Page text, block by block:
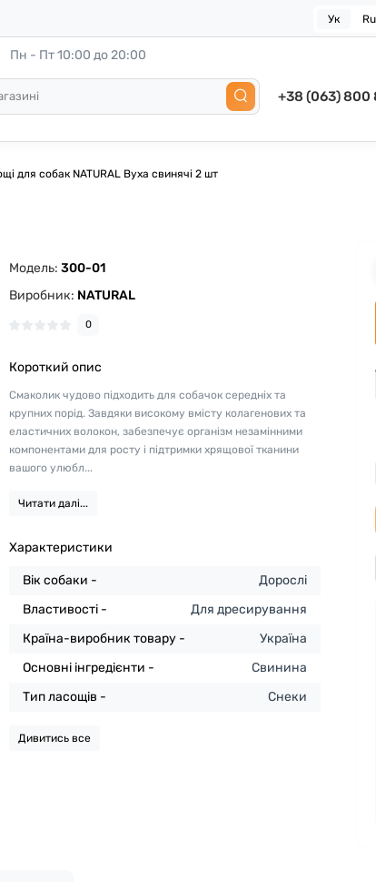
Ук Ru
Пн - Пт 10:00 до 20:00
+38 (063) 800
для собак NATURAL Вуха свинячі 2 шт
Модель:300-01
Виробник: NATURAL
0
Короткий опис
Смаколик чудово підходить для собачок середніх та
крупних порід. Завдяки високому вмісту колагенових та
еластичних волокон, забезпечує організм незамінними
компонентами для росту і підтримки хрящової тканини
вашого улюбл...
Читати далі...
Характеристики
Вік собаки -
Дорослі
Властивості -
Для дресирування
Країна-виробник товару -
Україна
Основні інгредієнти -
Свинина
Тип ласощів -
Снеки
Дивитись все